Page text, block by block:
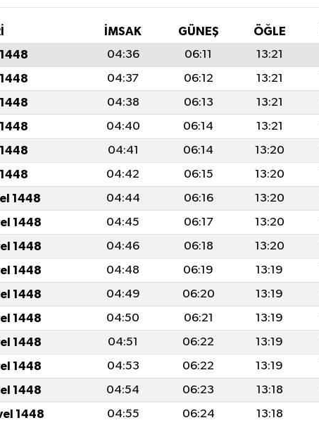
İMSAK GÜNEŞ ÖĞLE
04:36 06:11 13:21
04:37 06:12 13:21
04:38 06:13 13:21
04:40 06:14 13:21
04:41 06:14 13:20
04:42 06:15 13:20
1448 04:44 06:16 13:20
1448 04:45 06:17 13:20
1448 04:46 06:18 13:20
1448 04:48 06:19 13:19
1448 04:49 06:20 13:19
1448 04:50 06:21 13:19
1448 04:51 06:22 13:19
1448 04:53 06:22 13:19
1448 04:54 06:23 13:18
1448 04:55 06:24 13:18